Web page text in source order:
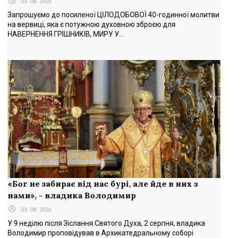
Запрошуємо до посиленої ЦІЛОДОБОВОЇ 40-годинної молитви
на вервиці, яка є потужною духовною зброєю для
НАВЕРНЕННЯ ГРІШНИКІВ, МИРУ У...
«Бог не забирає від нас бурі, але йде в них з
нами», - владика Володимир
03. 08. 2026
У 9 неділю після Зіслання Святого Духа, 2 серпня, владика
Володимир проповідував в Архикатедральному соборі